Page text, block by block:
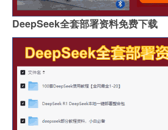
DeepSeek全套部署资料免费下载